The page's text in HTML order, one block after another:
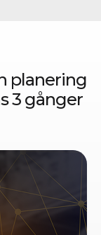
planering
3 gånger